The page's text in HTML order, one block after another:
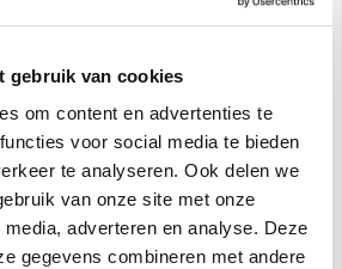
gebruik van cookies
om content en advertenties te
voor social media te bieden
te analyseren. Ook delen we
van onze site met onze
adverteren en analyse. Deze
gegevens combineren met andere
50 m²